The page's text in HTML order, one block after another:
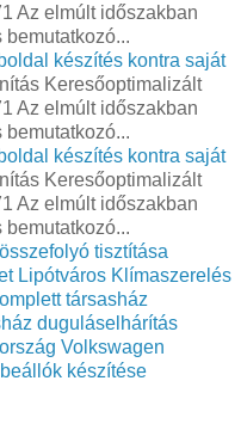
Az elmúlt időszakban
készítés kontra saját
Keresőoptimalizált
Az elmúlt időszakban
készítés kontra saját
Keresőoptimalizált
Az elmúlt időszakban
tisztítása
Lipótváros Klímaszerelés
társasház
duguláselhárítás
Volkswagen
készítése